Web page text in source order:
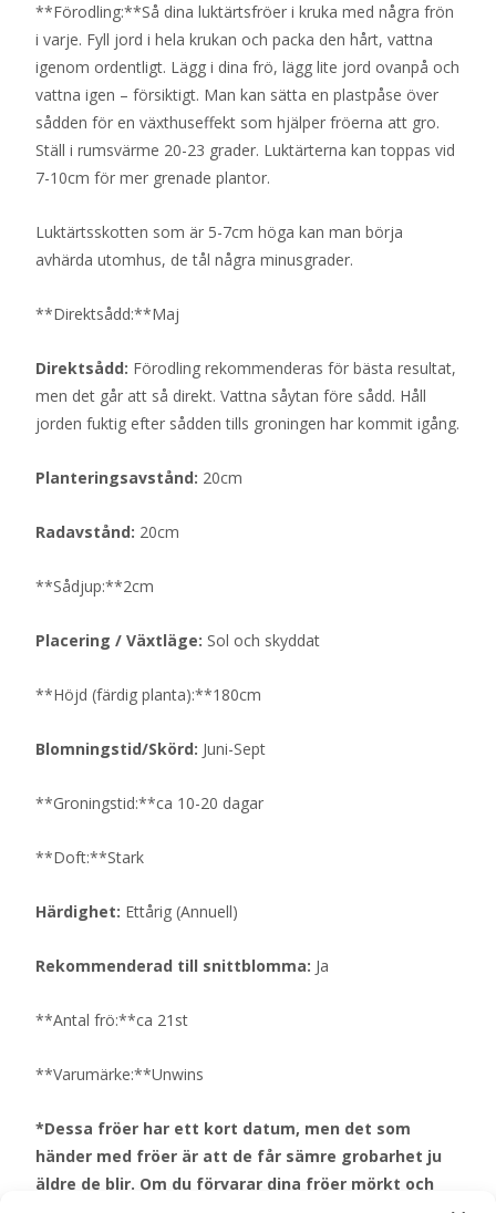
**Förodling:**Så dina luktärtsfröer i kruka med några frön
i varje. Fyll jord i hela krukan och packa den hårt, vattna
igenom ordentligt. Lägg i dina frö, lägg lite jord ovanpå och
vattna igen – försiktigt. Man kan sätta en plastpåse över
sådden för en växthuseffekt som hjälper fröerna att gro.
Ställ i rumsvärme 20-23 grader. Luktärterna kan toppas vid
7-10cm för mer grenade plantor.
Luktärtsskotten som är 5-7cm höga kan man börja
avhärda utomhus, de tål några minusgrader.
**Direktsådd:**Maj
Direktsådd: Förodling rekommenderas för bästa resultat,
men det går att så direkt. Vattna såytan före sådd. Håll
jorden fuktig efter sådden tills groningen har kommit igång.
Planteringsavstånd: 20cm
Radavstånd: 20cm
**Sådjup:**2cm
Placering / Växtläge: Sol och skyddat
**Höjd (färdig planta):**180cm
Blomningstid/Skörd: Juni-Sept
**Groningstid:**ca 10-20 dagar
**Doft:**Stark
Härdighet: Ettårig (Annuell)
Rekommenderad till snittblomma: Ja
**Antal frö:**ca 21st
**Varumärke:**Unwins
*Dessa fröer har ett kort datum, men det som
händer med fröer är att de får sämre grobarhet ju
äldre de blir. Om du förvarar dina fröer mörkt och